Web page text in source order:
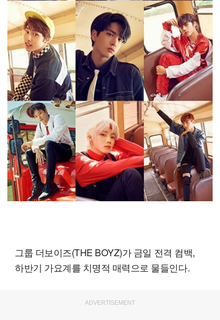
그룹 더보이즈(THE BOYZ)가 금일 전격 컴백,
하반기 가요계를 치명적 매력으로 물들인다.
ADVERTISEMENT